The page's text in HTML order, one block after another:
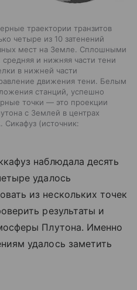
траектории транзитов
четыре из 10 затенений
мест на Земле. Сплошными
и нижняя части тени
в нижней части
движения тени. Белым
станций, успешно
точки — это проекции
с Землей в центрах
Сикафуз
источник:
наблюдала десять
удалось
из нескольких точек
результаты и
Плутона. Именно
удалось заметить